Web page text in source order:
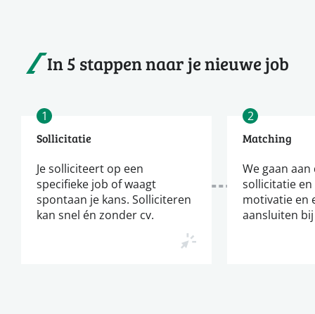
In 5 stappen naar je nieuwe job
1
Sollicitatie
Je solliciteert op een
specifieke job of waagt
spontaan je kans. Solliciteren
kan snel én zonder cv.
2
Matching
We gaan
sollicitatie
motivatie en
aansluiten